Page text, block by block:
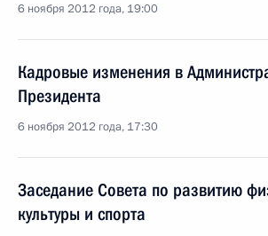
6 ноября 2012 года, 19:00
Кадровые изменения в
Президента
6 ноября 2012 года, 17:30
Заседание Совета по развитию
культуры и спорта